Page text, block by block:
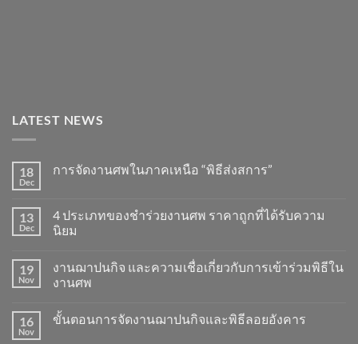
LATEST NEWS
18
Dec
การจัดงานศพในภาคเหนือ “พิธีส่งสการ”
13
Dec
4 ประเภทของชำร่วยงานศพ ราคาถูกที่ได้รับความ
นิยม
19
Nov
งานฌาปนกิจ และความเชื่อเกี่ยวกับการเข้าร่วมพิธีใน
งานศพ
16
Nov
ขั้นตอนการจัดงานฌาปนกิจและพิธีลอยอังคาร